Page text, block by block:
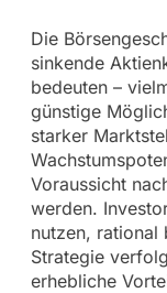
Die
sinkende
bedeuten –
günstige
starker
Voraussicht
werden.
nutzen, rational
Strategie
erhebliche